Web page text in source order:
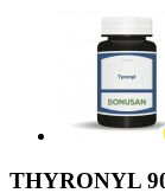
THYRONYL